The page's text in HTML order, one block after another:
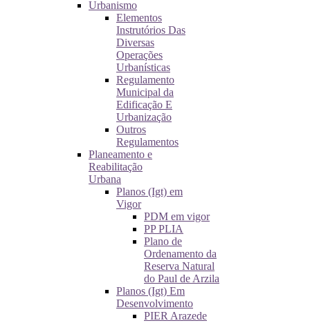
Urbanismo
Elementos
Instrutórios Das
Diversas
Operações
Urbanísticas
Regulamento
Municipal da
Edificação E
Urbanização
Outros
Regulamentos
Planeamento e
Reabilitação
Urbana
Planos (Igt) em
Vigor
PDM em vigor
PP PLIA
Plano de
Ordenamento da
Reserva Natural
do Paul de Arzila
Planos (Igt) Em
Desenvolvimento
PIER Arazede